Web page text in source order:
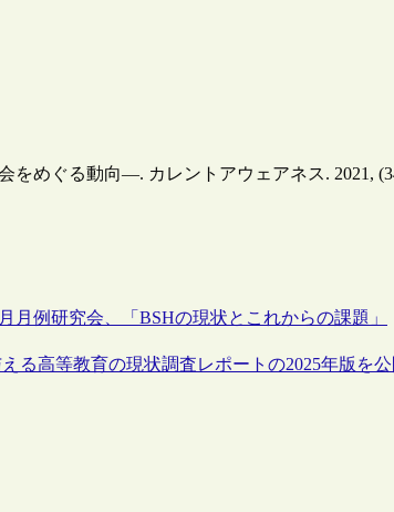
めぐる動向—. カレントアウェアネス. 2021,
月例研究会、「BSHの現状とこれからの課題」
る高等教育の現状調査レポートの2025年版を公